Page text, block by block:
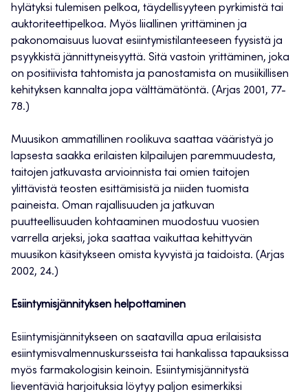
hylätyksi tulemisen pelkoa, täydellisyyteen pyrkimistä tai
auktoriteettipelkoa. Myös liiallinen yrittäminen ja
pakonomaisuus luovat esiintymistilanteeseen fyysistä ja
psyykkistä jännittyneisyyttä. Sitä vastoin yrittäminen, joka
on positiivista tahtomista ja panostamista on musiikillisen
kehityksen kannalta jopa välttämätöntä. (Arjas 2001, 77-
78.)
Muusikon ammatillinen roolikuva saattaa vääristyä jo
lapsesta saakka erilaisten kilpailujen paremmuudesta,
taitojen jatkuvasta arvioinnista tai omien taitojen
ylittävistä teosten esittämisistä ja niiden tuomista
paineista. Oman rajallisuuden ja jatkuvan
puutteellisuuden kohtaaminen muodostuu vuosien
varrella arjeksi, joka saattaa vaikuttaa kehittyvän
muusikon käsitykseen omista kyvyistä ja taidoista. (Arjas
2002, 24.)
Esiintymisjännityksen helpottaminen
Esiintymisjännitykseen on saatavilla apua erilaisista
esiintymisvalmennuskursseista tai hankalissa tapauksissa
myös farmakologisin keinoin. Esiintymisjännitystä
lieventäviä harjoituksia löytyy paljon esimerkiksi